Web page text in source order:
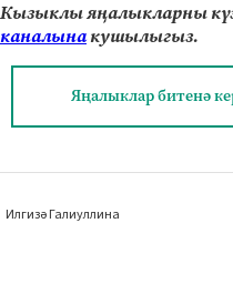
Кызыклы яңалыкларны
каналынакушылыгыз.
Яңалыклар битенә
Илгизә Галиуллина